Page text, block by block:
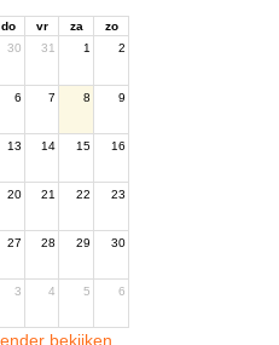
do vr za
zo
30 31 1 2
6 7 8 9
13 14 15 16
20 21 22 23
27 28 29 30
3 4 5 6
bekijken